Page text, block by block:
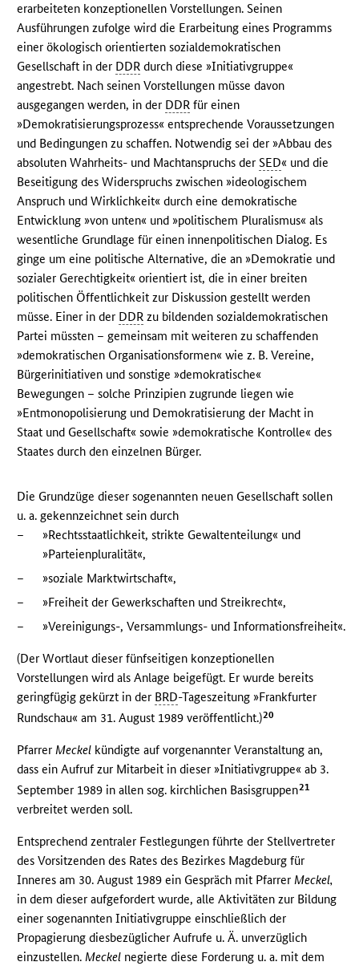
erarbeiteten konzeptionellen Vorstellungen. Seinen
Ausführungen zufolge wird die Erarbeitung eines Programms
einer ökologisch orientierten sozialdemokratischen
Gesellschaft in der DDR durch diese »Initiativgruppe«
angestrebt. Nach seinen Vorstellungen müsse davon
ausgegangen werden, in der DDR für einen
»Demokratisierungsprozess« entsprechende Voraussetzungen
und Bedingungen zu schaffen. Notwendig sei der »Abbau des
absoluten Wahrheits- und Machtanspruchs derSED« und die
Beseitigung des Widerspruchs zwischen »ideologischem
Anspruch und Wirklichkeit« durch eine demokratische
Entwicklung »von unten« und »politischem Pluralismus« als
wesentliche Grundlage für einen innenpolitischen Dialog. Es
ginge um eine politische Alternative, die an »Demokratie und
sozialer Gerechtigkeit« orientiert ist, die in einer breiten
politischen Öffentlichkeit zur Diskussion gestellt werden
müsse. Einer in der DDR zu bildenden sozialdemokratischen
Partei müssten – gemeinsam mit weiteren zu schaffenden
»demokratischen Organisationsformen« wie z. B. Vereine,
Bürgerinitiativen und sonstige »demokratische«
Bewegungen – solche Prinzipien zugrunde liegen wie
»Entmonopolisierung und Demokratisierung der Macht in
Staat und Gesellschaft« sowie »demokratische Kontrolle« des
Staates durch den einzelnen Bürger.
Die Grundzüge dieser sogenannten neuen Gesellschaft sollen
u. a. gekennzeichnet sein durch
–
»Rechtsstaatlichkeit, strikte Gewaltenteilung« und
»Parteienpluralität«,
–
»soziale Marktwirtschaft«,
–
»Freiheit der Gewerkschaften und Streikrecht«,
–
»Vereinigungs-, Versammlungs- und Informationsfreiheit«.
(Der Wortlaut dieser fünfseitigen konzeptionellen
Vorstellungen wird als Anlage beigefügt. Er wurde bereits
geringfügig gekürzt in der BRD-Tageszeitung »Frankfurter
Rundschau« am 31. August 1989 veröffentlicht.)20
PfarrerMeckel kündigte auf vorgenannter Veranstaltung an,
dass ein Aufruf zur Mitarbeit in dieser »Initiativgruppe« ab 3.
September 1989 in allen sog. kirchlichen Basisgruppen21
verbreitet werden soll.
Entsprechend zentraler Festlegungen führte der Stellvertreter
des Vorsitzenden des Rates des Bezirkes Magdeburg für
Inneres am 30. August 1989 ein Gespräch mit PfarrerMeckel,
in dem dieser aufgefordert wurde, alle Aktivitäten zur Bildung
einer sogenannten Initiativgruppe einschließlich der
Propagierung diesbezüglicher Aufrufe u. Ä. unverzüglich
einzustellen.Meckel negierte diese Forderung u. a. mit dem